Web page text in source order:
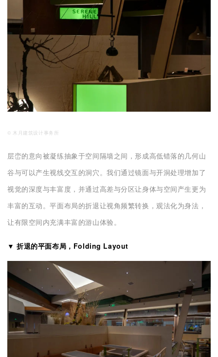
© 木月建筑设计事务所
层峦的意向被凝练抽象于空间隔墙之间，形成高低错落的几何山
谷与可以产生视线交互的洞穴。我们通过镜面与开洞处理增加了
视觉的深度与丰富度，并通过高差与分区让身体与空间产生更为
丰富的互动。平面布局的折退让视角频繁转换，观法化为身法，
让有限空间内充满丰富的游山体验。
▼ 折退的平面布局，Folding Layout